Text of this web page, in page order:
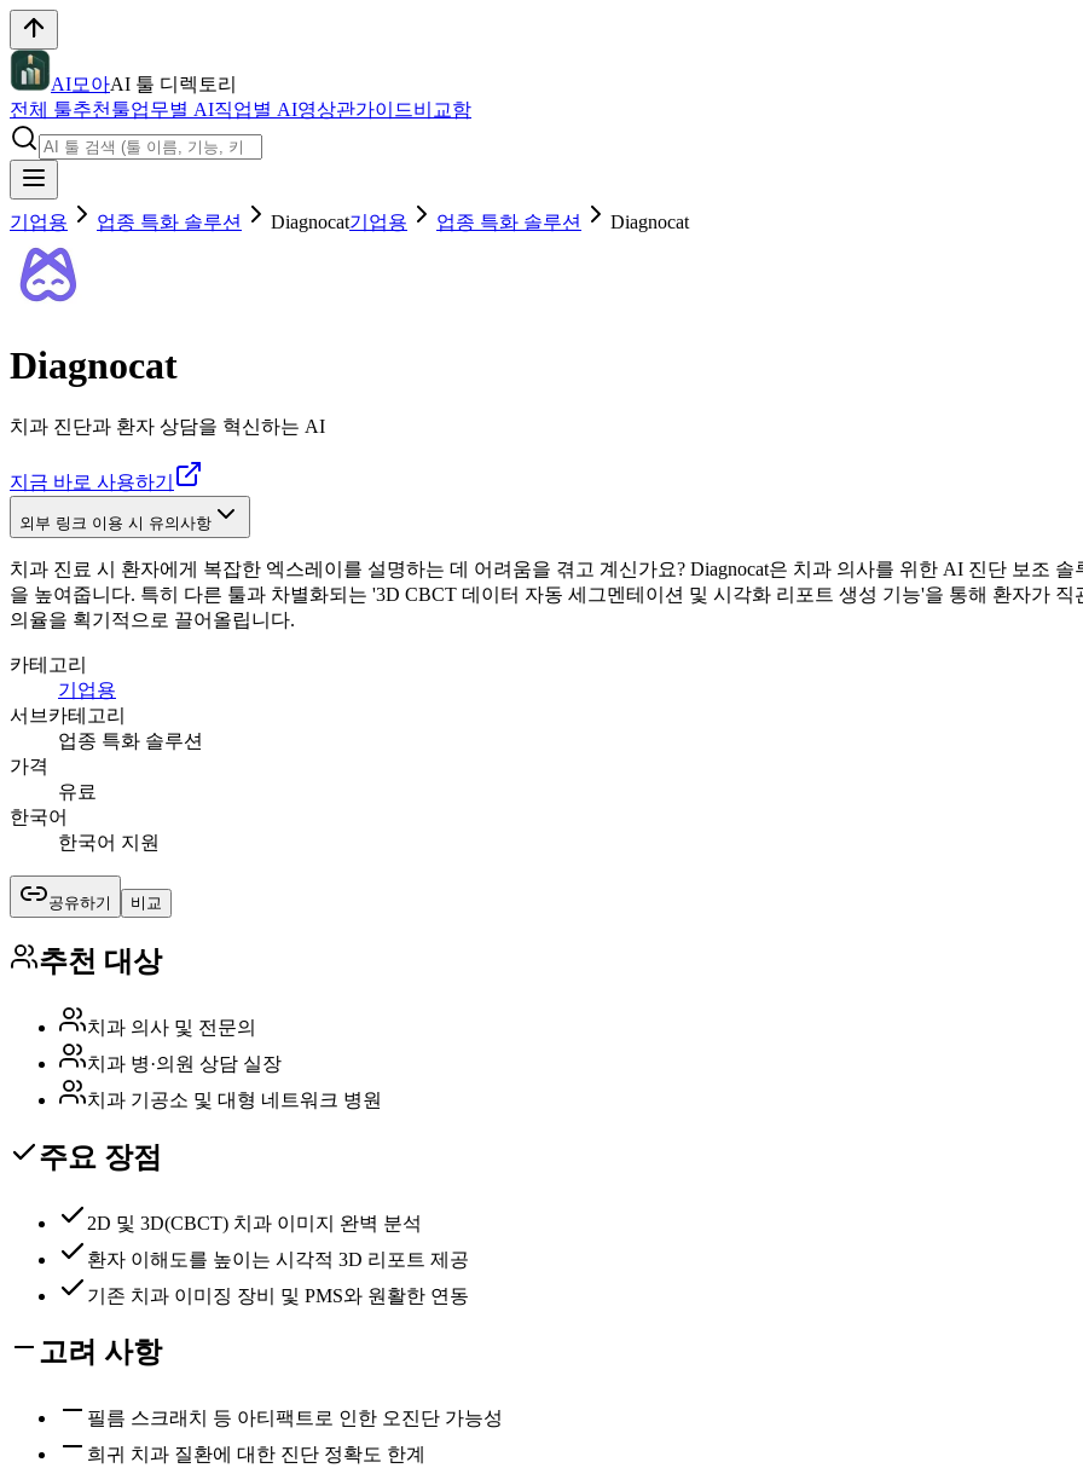
AI모아AI 툴 디렉토리
전체 툴추천툴업무별 AI직업별 AI영상관가이드비교함
기업용 업종 특화 솔루션 Diagnocat기업용 업종 특화 솔루션 Diagnocat
Diagnocat
치과 진단과 환자 상담을 혁신하는 AI
지금 바로 사용하기
외부 링크 이용 시 유의사항
치과 진료 시 환자에게 복잡한 엑스레이를 설명하는 데 어려움을 겪고 계신가요? Diagnocat은 치과 의사를 위한 AI 진단 보조
을 높여줍니다. 특히 다른 툴과 차별화되는 '3D CBCT 데이터 자동 세그멘테이션 및 시각화 리포트 생성 기능'을 통해 환자가
의율을 획기적으로 끌어올립니다.
카테고리
기업용
서브카테고리
업종 특화 솔루션
가격
유료
한국어
한국어 지원
공유하기 비교
추천 대상
치과 의사 및 전문의
치과 병·의원 상담 실장
치과 기공소 및 대형 네트워크 병원
주요 장점
2D 및 3D(CBCT) 치과 이미지 완벽 분석
환자 이해도를 높이는 시각적 3D 리포트 제공
기존 치과 이미징 장비 및 PMS와 원활한 연동
고려 사항
필름 스크래치 등 아티팩트로 인한 오진단 가능성
희귀 치과 질환에 대한 진단 정확도 한계